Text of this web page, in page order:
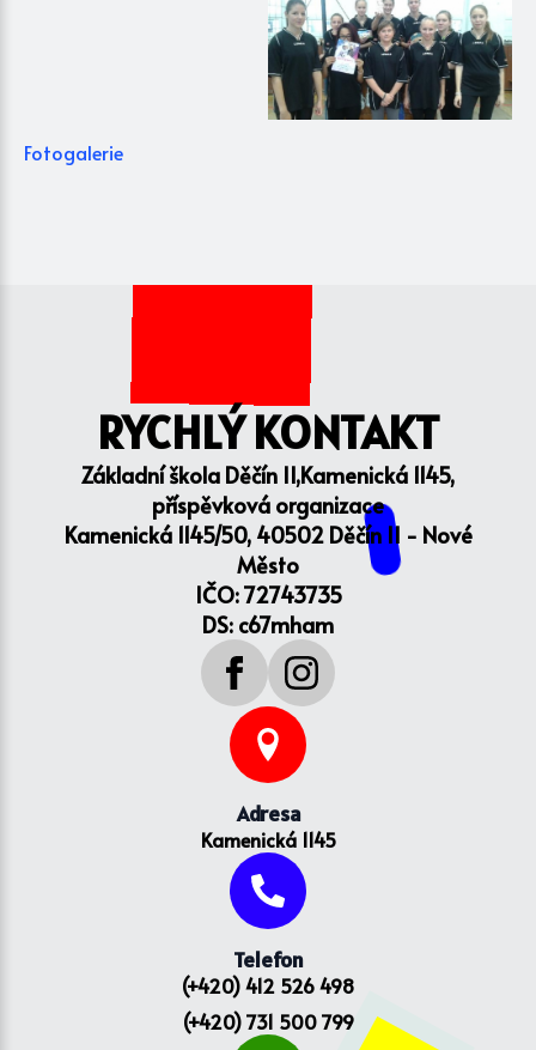
Fotogalerie
RYCHLÝ KONTAKT
Základní škola Děčín II,Kamenická 1145,
příspěvková organizace
Kamenická 1145/50, 40502 Děčín II - Nové
Město
IČO: 72743735
DS: c67mham
Adresa
Kamenická 1145
Telefon
(+420) 412 526 498
(+420) 731 500 799